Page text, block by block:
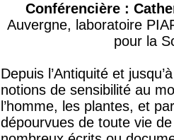
Conférencière :
Auvergne, laboratoire
pour la
Depuis l’Antiquité et
notions de sensibilité au
l’homme, les plantes, et
dépourvues de toute vie